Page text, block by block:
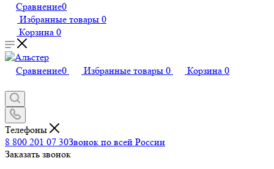
Сравнение0
Избранные товары 0
Корзина 0
Сравнение0 Избранные товары 0 Корзина 0
Телефоны
8 800 201 07 30Звонок по всей России
Заказать звонок